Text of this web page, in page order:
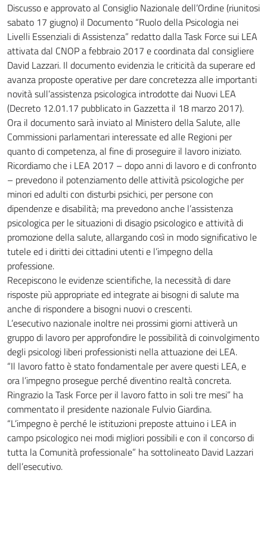
Discusso e approvato al Consiglio Nazionale dell’Ordine (riunitosi
sabato 17 giugno) il Documento “Ruolo della Psicologia nei
Livelli Essenziali di Assistenza” redatto dalla Task Force sui LEA
attivata dal CNOPa febbraio 2017 e coordinata dal consigliere
David Lazzari. Il documento evidenzia le criticità da superare ed
avanza proposte operative per dare concretezza alle importanti
novità sull’assistenza psicologica introdotte dai Nuovi LEA
(Decreto 12.01.17 pubblicato in Gazzetta il 18 marzo 2017).
Ora il documento sarà inviato al Ministero della Salute, alle
Commissioni parlamentari interessate ed alle Regioni per
quanto di competenza, al fine di proseguire il lavoro iniziato.
Ricordiamo che i LEA 2017 – dopo anni di lavoro e di confronto
– prevedono il potenziamento delle attività psicologiche per
minori ed adulti con disturbi psichici, per persone con
dipendenze e disabilità; ma prevedono anche l’assistenza
psicologica per le situazioni di disagio psicologico e attività di
promozione della salute, allargando così in modo significativo le
tutele ed i diritti dei cittadini utenti e l’impegno della
professione.
Recepiscono le evidenze scientifiche, la necessità di dare
risposte più appropriate ed integrate ai bisogni di salute ma
anche di rispondere a bisogni nuovi o crescenti.
L’esecutivo nazionale inoltre nei prossimi giorni attiverà un
gruppo di lavoro per approfondire le possibilità di coinvolgimento
degli psicologi liberi professionisti nella attuazione dei LEA.
“Il lavoro fatto è stato fondamentale per avere questi LEA, e
ora l’impegno prosegue perché diventino realtà concreta.
Ringrazio la Task Force per il lavoro fatto in soli tre mesi” ha
commentato il presidente nazionale Fulvio Giardina.
“L’impegno è perché le istituzioni preposte attuino i LEA in
campo psicologico nei modi migliori possibili e con il concorso di
tutta la Comunità professionale” ha sottolineato David Lazzari
dell’esecutivo.